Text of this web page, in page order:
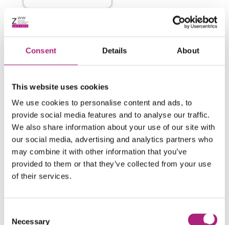
Consent Details About
This website uses cookies
We use cookies to personalise content and ads, to
provide social media features and to analyse our traffic.
We also share information about your use of our site with
our social media, advertising and analytics partners who
may combine it with other information that you’ve
provided to them or that they’ve collected from your use
of their services.
Necessary
IT-/Cyber-Risiken
Personalrisikomanagement
Lieferantenrisikomanagement